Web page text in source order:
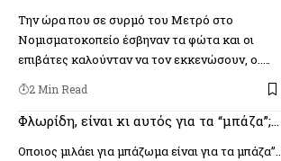
Την ώρα που σε συρμό του Μετρό στο
Νομισματοκοπείο έσβηναν τα φώτα και οι
επιβάτες καλούνταν να τον εκκενώσουν, ο..…
2 Min Read
Φλωρίδη, είναι κι αυτός για τα “μπάζα”;…
Οποιος μιλάει για μπάζωμα είναι για τα μπάζα”..